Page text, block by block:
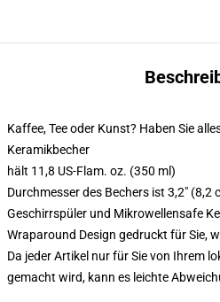
Kaffee, Tee oder Kunst? Haben Sie
Keramikbecher
hält 11,8 US-Flam. oz. (350 ml)
Durchmesser des Bechers ist 3,2" (8,2
Geschirrspüler und Mikrowellensafe
Wraparound Design gedruckt für Sie,
Da jeder Artikel nur für Sie von Ihrem
gemacht wird, kann es leichte